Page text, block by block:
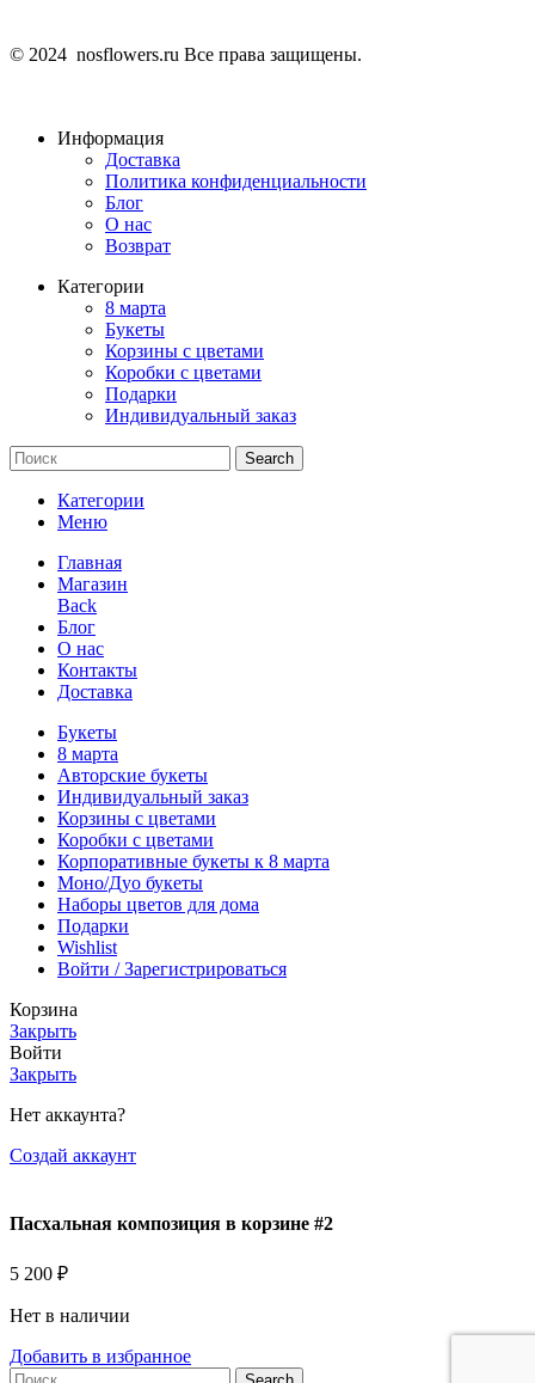
© 2024 nosflowers.ru Все права защищены.
Информация
Доставка
Политика конфиденциальности
Блог
О нас
Возврат
Категории
8 марта
Букеты
Корзины с цветами
Коробки с цветами
Подарки
Индивидуальный заказ
Search
Категории
Меню
Главная
Магазин
Back
Блог
О нас
Контакты
Доставка
Букеты
8 марта
Авторские букеты
Индивидуальный заказ
Корзины с цветами
Коробки с цветами
Корпоративные букеты к 8 марта
Моно/Дуо букеты
Наборы цветов для дома
Подарки
Wishlist
Войти / Зарегистрироваться
Корзина
Закрыть
Войти
Закрыть
Нет аккаунта?
Создай аккаунт
Пасхальная композиция в корзине #2
5 200 ₽
Нет в наличии
Добавить в избранное